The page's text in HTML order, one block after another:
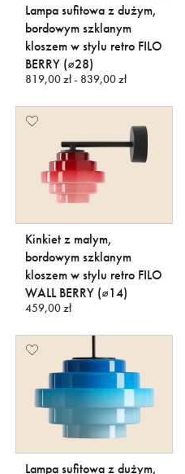
Lampa sufitowa z dużym,
bordowym szklanym
kloszem w stylu retro FILO
BERRY (⌀28)
819,00 zł - 839,00 zł
Kinkiet z małym,
bordowym szklanym
kloszem w stylu retro FILO
WALL BERRY (⌀14)
459,00 zł
Lampa sufitowa z dużym,